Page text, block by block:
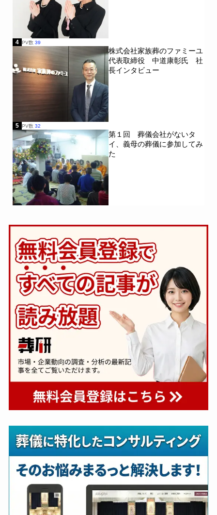
4 PV数 39
株式会社家族葬のファミーユ
代表取締役 中道康彰氏 社
長インタビュー
5 PV数 32
第１回 葬儀会社がないタ
イ、義母の葬儀に参加してみ
た